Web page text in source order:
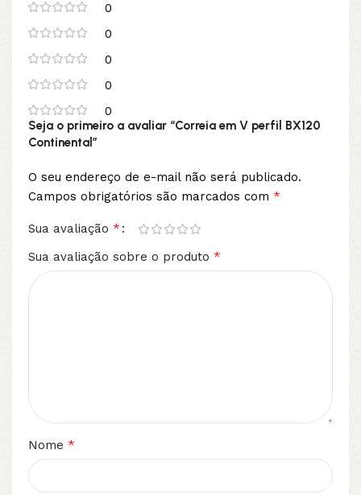
0
0
0
0
0
Seja o primeiro a avaliar “Correia em V perfil BX120
Continental”
O seu endereço de e-mail não será publicado.
Campos obrigatórios são marcados com *
Sua avaliação *
Sua avaliação sobre o produto *
Nome *